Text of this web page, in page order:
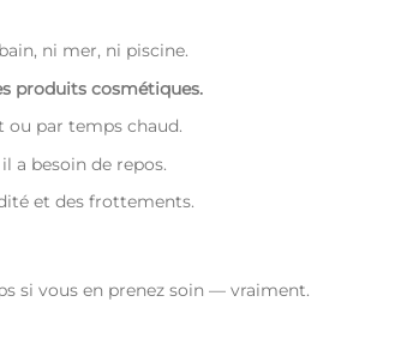
ni mer, ni piscine.
produits cosmétiques.
par temps chaud.
a besoin de repos.
et des frottements.
si vous en prenez soin — vraiment.